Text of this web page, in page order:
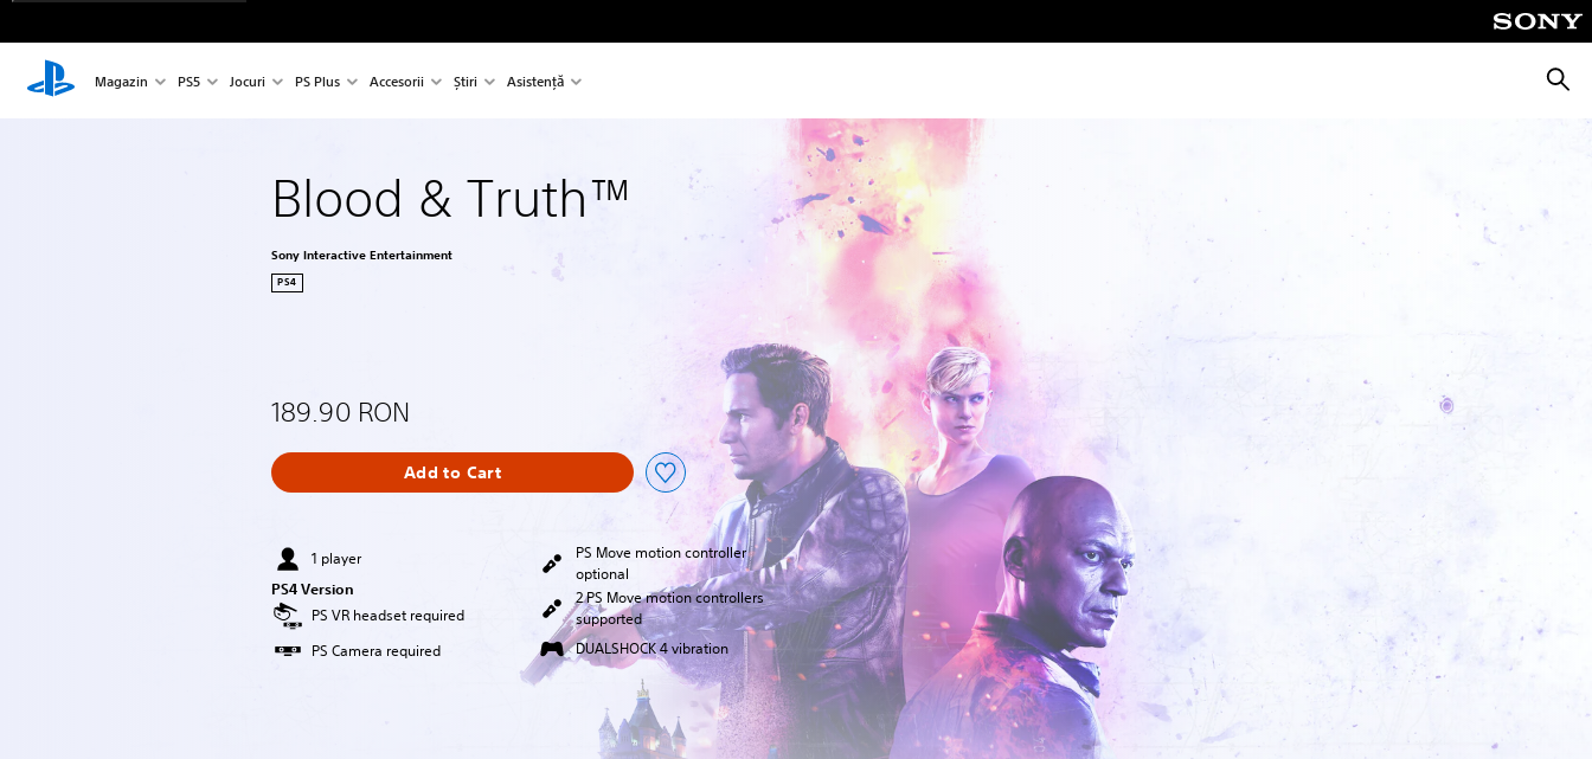
Magazin PS5 Jocuri PS Plus Accesorii Știri Asistență
Blood & Truth™
Sony Interactive Entertainment
PS4
189.90 RON
Add to Cart
1 player
PS4 Version
PS VR headset required
PS Camera required
PS Move motion controller
optional
2 PS Move motion controllers
supported
DUALSHOCK 4 vibration